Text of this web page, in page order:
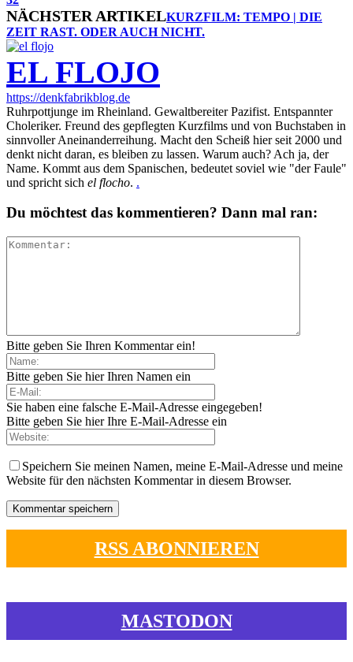
NÄCHSTER ARTIKELKURZFILM: TEMPO | DIE
ZEIT RAST. ODER AUCH NICHT.
EL FLOJO
https://denkfabrikblog.de
Ruhrpottjunge im Rheinland. Gewaltbereiter Pazifist. Entspannter
Choleriker. Freund des gepflegten Kurzfilms und von Buchstaben in
sinnvoller Aneinanderreihung. Macht den Scheiß hier seit 2000 und
denkt nicht daran, es bleiben zu lassen. Warum auch? Ach ja, der
Name. Kommt aus dem Spanischen, bedeutet soviel wie "der Faule"
und spricht sich el flocho. .
Du möchtest das kommentieren? Dann mal ran:
Bitte geben Sie Ihren Kommentar ein!
Bitte geben Sie hier Ihren Namen ein
Sie haben eine falsche E-Mail-Adresse eingegeben!
Bitte geben Sie hier Ihre E-Mail-Adresse ein
Speichern Sie meinen Namen, meine E-Mail-Adresse und meine
Website für den nächsten Kommentar in diesem Browser.
RSS ABONNIEREN
MASTODON